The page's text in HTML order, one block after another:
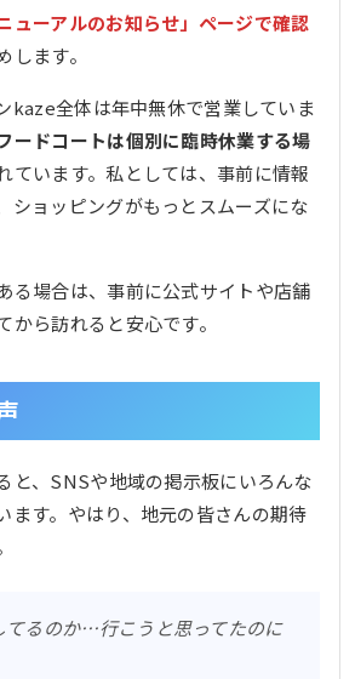
ューアルのお知らせ」ページで確認
します。
kaze全体は年中無休で営業していま
ードコートは個別に臨時休業する場
ています。私としては、事前に情報
ショッピングがもっとスムーズにな
る場合は、事前に公式サイトや店舗
から訪れると安心です。
と、SNSや地域の掲示板にいろんな
ます。やはり、地元の皆さんの期待
てるのか…行こうと思ってたのに